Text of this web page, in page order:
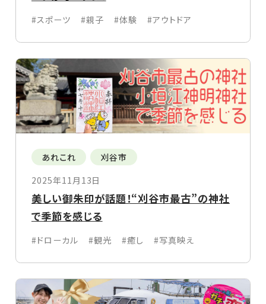
#スポーツ #親子 #体験 #アウトドア
あれこれ
刈谷市
2025年11月13日
美しい御朱印が話題！“刈谷市最古”の神社
で季節を感じる
#ドローカル #観光 #癒し #写真映え